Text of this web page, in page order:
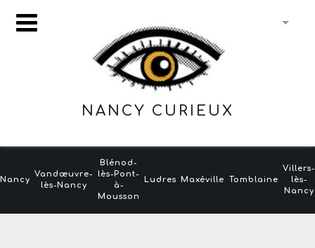
NANCY CURIEUX
Nancy
Vandœuvre-
lès-Nancy
Blénod-
lès-Pont-
à-
Mousson
Ludres Maxéville Tomblaine
Villers-
lès-
Nancy